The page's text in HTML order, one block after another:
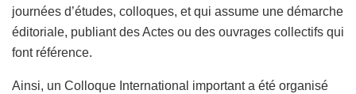
journées d’études, colloques, et qui assume une démarche
éditoriale, publiant des Actes ou des ouvrages collectifs qui
font référence.
Ainsi, un Colloque International important a été organisé